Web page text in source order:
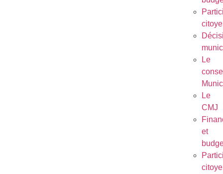
Le
Le
CMJ
et